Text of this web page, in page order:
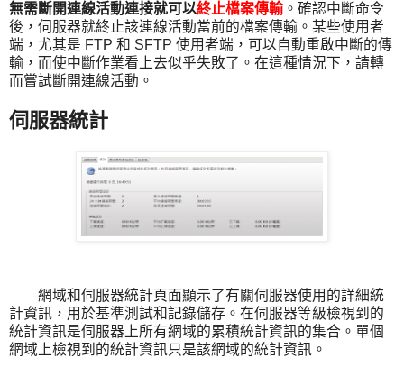
無需斷開連線活動連接就可以終止檔案傳輸 。確認中斷命令
後，伺服器就終止該連線活動當前的檔案傳輸。某些使用者
端，尤其是 FTP 和 SFTP 使用者端，可以自動重啟中斷的傳
輸，而使中斷作業看上去似乎失敗了。在這種情況下，請轉
而嘗試斷開連線活動。
伺服器統計
網域和伺服器統計頁面顯示了有關伺服器使用的詳細統
計資訊，用於基準測試和記錄儲存。在伺服器等級檢視到的
統計資訊是伺服器上所有網域的累積統計資訊的集合。單個
網域上檢視到的統計資訊只是該網域的統計資訊。